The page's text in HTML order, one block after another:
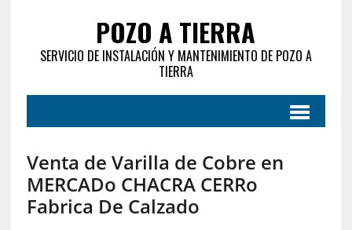
POZO A TIERRA
SERVICIO DE INSTALACIÓN Y MANTENIMIENTO DE POZO A
TIERRA
Venta de Varilla de Cobre en
MERCADo CHACRA CERRo
Fabrica De Calzado